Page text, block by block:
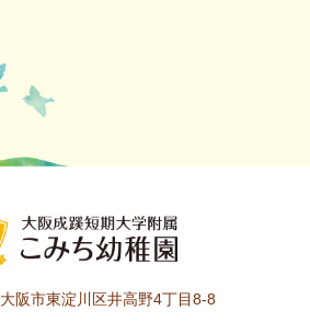
大阪市東淀川区井高野4丁目8-8